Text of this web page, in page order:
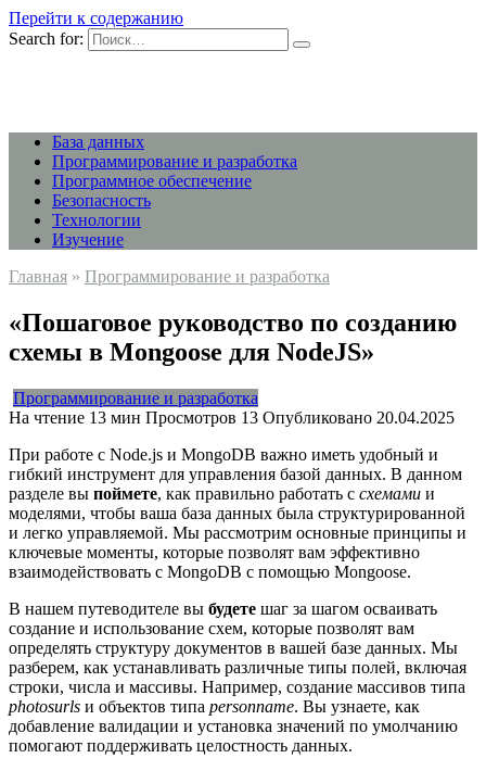
Перейти к содержанию
Search for:
База данных
Программирование и разработка
Программное обеспечение
Безопасность
Технологии
Изучение
Главная » Программирование и разработка
«Пошаговое руководство по созданию
схемы в Mongoose для NodeJS»
Программирование и разработка
На чтение 13 мин Просмотров 13 Опубликовано 20.04.2025
При работе с Node.js и MongoDB важно иметь удобный и
гибкий инструмент для управления базой данных. В данном
разделе вы поймете, как правильно работать с схемами и
моделями, чтобы ваша база данных была структурированной
и легко управляемой. Мы рассмотрим основные принципы и
ключевые моменты, которые позволят вам эффективно
взаимодействовать с MongoDB с помощью Mongoose.
В нашем путеводителе вы будете шаг за шагом осваивать
создание и использование схем, которые позволят вам
определять структуру документов в вашей базе данных. Мы
разберем, как устанавливать различные типы полей, включая
строки, числа и массивы. Например, создание массивов типа
photosurls и объектов типа personname. Вы узнаете, как
добавление валидации и установка значений по умолчанию
помогают поддерживать целостность данных.